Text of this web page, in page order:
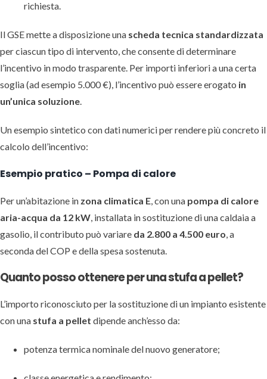
richiesta.
Il GSE mette a disposizione una scheda tecnica standardizzata
per ciascun tipo di intervento, che consente di determinare
l’incentivo in modo trasparente. Per importi inferiori a una certa
soglia (ad esempio 5.000 €), l’incentivo può essere erogato in
un’unica soluzione.
Un esempio sintetico con dati numerici per rendere più concreto il
calcolo dell’incentivo:
Esempio pratico – Pompa di calore
Per un’abitazione in zona climatica E, con una pompa di calore
aria-acqua da 12 kW, installata in sostituzione di una caldaia a
gasolio, il contributo può variare da 2.800 a 4.500 euro, a
seconda del COP e della spesa sostenuta.
Quanto posso ottenere per una stufa a pellet?
L’importo riconosciuto per la sostituzione di un impianto esistente
con una stufa a pellet dipende anch’esso da:
potenza termica nominale del nuovo generatore;